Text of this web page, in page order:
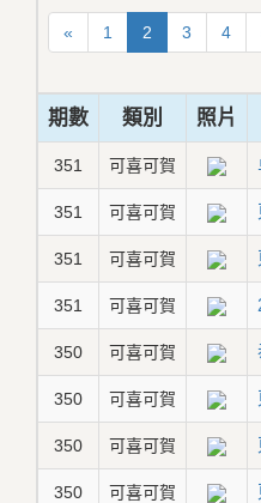
« 1 2 3 4
期數 類別 照片
351 可喜可賀
351 可喜可賀
351 可喜可賀
351 可喜可賀
350 可喜可賀
350 可喜可賀
350 可喜可賀
350 可喜可賀